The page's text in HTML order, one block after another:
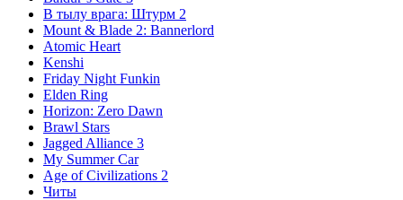
В тылу врага: Штурм 2
Mount & Blade 2: Bannerlord
Atomic Heart
Kenshi
Friday Night Funkin
Elden Ring
Horizon: Zero Dawn
Brawl Stars
Jagged Alliance 3
My Summer Car
Age of Civilizations 2
Читы